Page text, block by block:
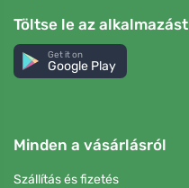
Töltse le az alkalmazást
Get it on
Google Play
Minden a vásárlásról
Szállítás és fizetés